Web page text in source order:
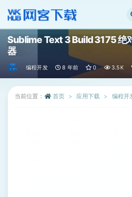
Sublime Text 3 Build 3175 绝
器
编程开发 8 年前 0 3.5K
当前位置： 首页 应用下载 编程开
全部